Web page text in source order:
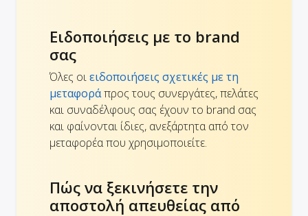
Ειδοποιήσεις με το brand
σας
Όλες οιειδοποιήσεις σχετικές με τη
μεταφοράπρος τους συνεργάτες, πελάτες
και συναδέλφους σας έχουν το brand σας
και φαίνονται ίδιες, ανεξάρτητα από τον
μεταφορέα που χρησιμοποιείτε.
Πώς να ξεκινήσετε την
αποστολή απευθείας από